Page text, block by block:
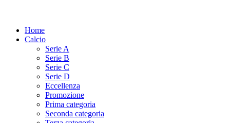
Home
Calcio
Serie A
Serie B
Serie C
Serie D
Eccellenza
Promozione
Prima categoria
Seconda categoria